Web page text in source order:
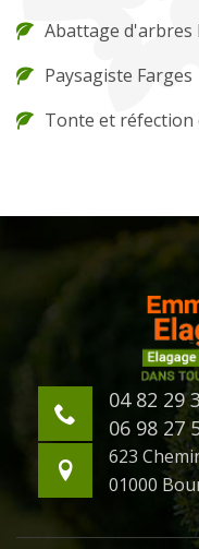
Abattage d'arbres
Paysagiste Farges
Tonte et réfection
04 82 29
06 98 27
623
01000